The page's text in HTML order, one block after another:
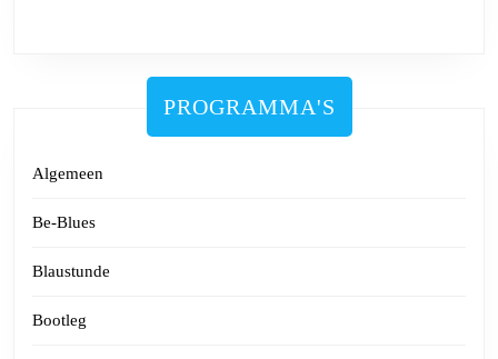
PROGRAMMA'S
Algemeen
Be-Blues
Blaustunde
Bootleg